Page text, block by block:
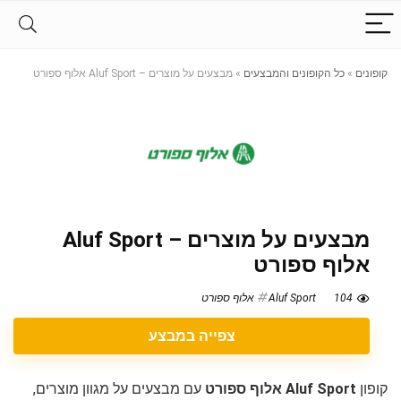
קופונים » כל הקופונים והמבצעים » מבצעים על מוצרים – Aluf Sport אלוף ספורט
מבצעים על מוצרים – Aluf Sport
אלוף ספורט
104 Aluf Sport אלוף ספורט
צפייה במבצע
קופון Aluf Sport אלוף ספורט
עם מבצעים על מגוון מוצרים,